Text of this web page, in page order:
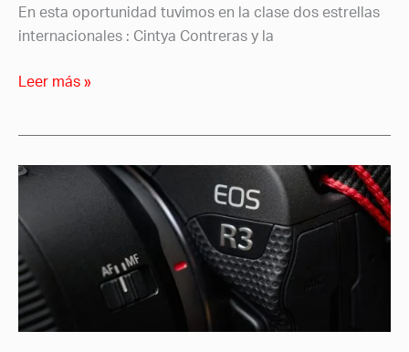
En esta oportunidad tuvimos en la clase dos estrellas
internacionales : Cintya Contreras y la
Leer más »
El
de
Canon
EOS
R3